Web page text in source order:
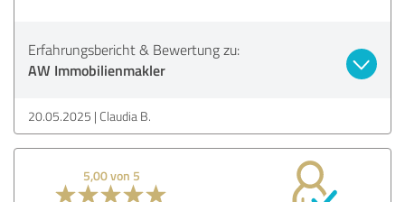
Erfahrungsbericht & Bewertung zu:
AW Immobilienmakler
20.05.2025 Claudia B.
5,00 von 5